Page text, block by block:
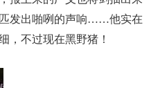
发出啪咧的声响……他实在
，不过现在黑野猪！